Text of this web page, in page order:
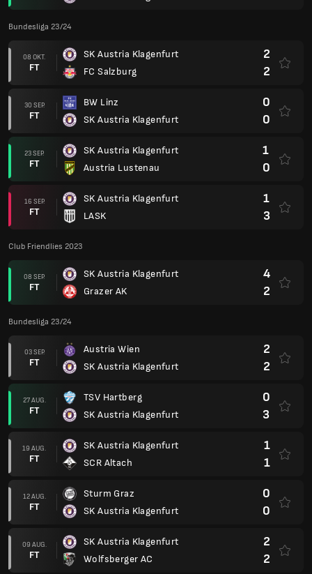
Bundesliga 23/24
08 OKT.
FT
SK Austria Klagenfurt
FC Salzburg
2
2
30 SEP.
FT
BW Linz
SK Austria Klagenfurt
0
0
23 SEP.
FT
SK Austria Klagenfurt
Austria Lustenau
1
0
16 SEP.
FT
SK Austria Klagenfurt
LASK
1
3
Club Friendlies 2023
08 SEP.
FT
SK Austria Klagenfurt
Grazer AK
4
2
Bundesliga 23/24
03 SEP.
FT
Austria Wien
SK Austria Klagenfurt
2
2
27 AUG.
FT
TSV Hartberg
SK Austria Klagenfurt
0
3
19 AUG.
FT
SK Austria Klagenfurt
SCR Altach
1
1
12 AUG.
FT
Sturm Graz
SK Austria Klagenfurt
0
0
09 AUG.
FT
SK Austria Klagenfurt
Wolfsberger AC
2
2